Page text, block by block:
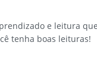
e leitura
tenha boas leituras!